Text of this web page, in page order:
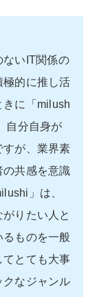
ないIT関係の
的に推し活
きに「milush
自分自身が
が、業界素
の共感を意識
」は、
りたい人と
ものを一般
とても大事
クなジャンル